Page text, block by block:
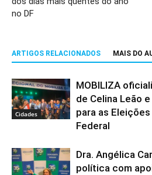
no DF
ARTIGOS RELACIONADOS MAIS DO
Cidades
MOBILIZA
de Celina Leão
para as
Federal
Dra. Angélica
política com